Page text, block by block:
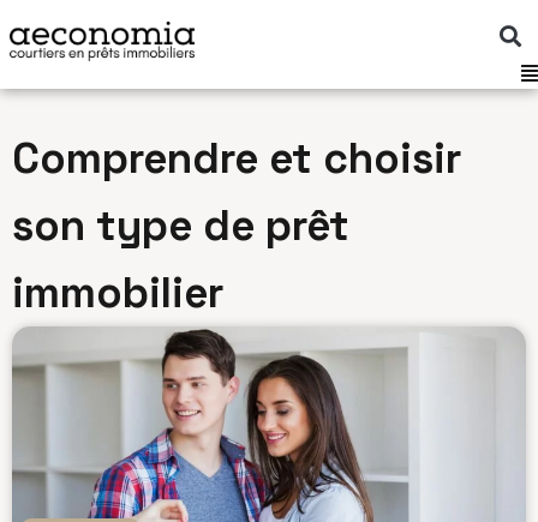
Aller
au
Comprendre et choisir
son type de prêt
immobilier